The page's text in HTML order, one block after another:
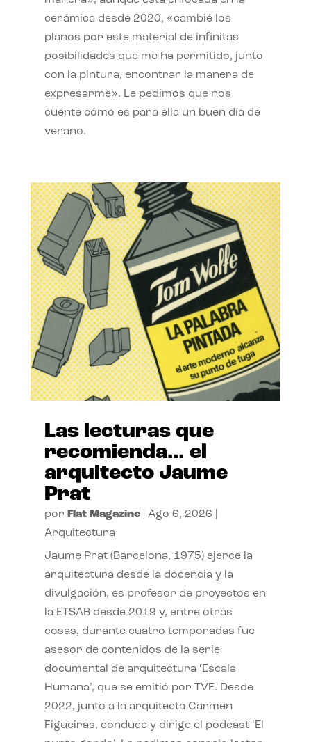
cerámica desde 2020, «cambié los
planos por este material de infinitas
posibilidades que me ha permitido, junto
con la pintura, encontrar la manera de
expresarme». Le pedimos que nos
cuente cómo es para ella un buen día de
verano.
Las lecturas que
recomienda… el
arquitecto Jaume
Prat
por Flat Magazine| Ago 6, 2026
Arquitectura
Jaume Prat (Barcelona, 1975) ejerce la
arquitectura desde la docencia y la
divulgación, es profesor de proyectos en
la ETSAB desde 2019 y, entre otras
cosas, durante cuatro temporadas fue
asesor de contenidos de la serie
documental de arquitectura ‘Escala
Humana’, que se emitió por TVE. Desde
2022, junto a la arquitecta Carmen
Figueiras, conduce y dirige el podcast ‘El